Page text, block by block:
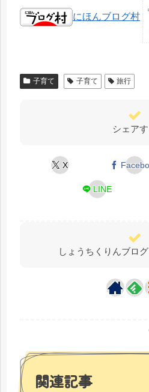
にほんブログ村
子育て 子育て 旅行
シェア
X
LINE
しょうちくりんブロ
関連記事